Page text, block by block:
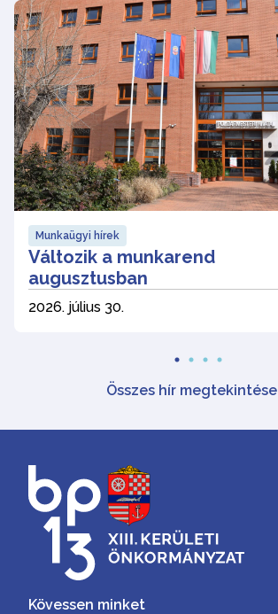
Munkaügyi hírek
Változik a munkarend
augusztusban
2026. július 30.
Összes hír megtekintése
Kövessen minket